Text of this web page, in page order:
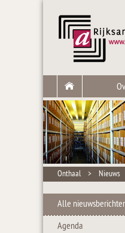
Onthaal > Nieuws
Alle
Agenda